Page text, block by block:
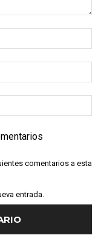
comentarios a esta
entrada.